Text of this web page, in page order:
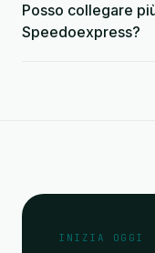
Posso collegare
Speedoexpress?
INIZIA OGGI